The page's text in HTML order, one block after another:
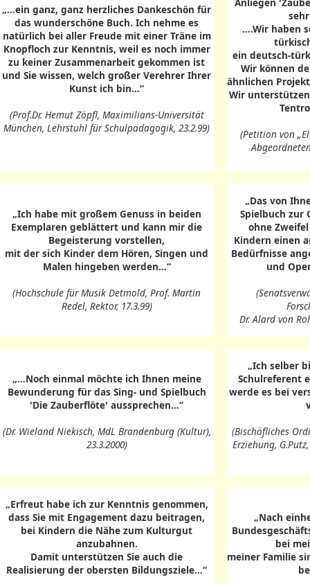
„…ein ganz, ganz herzliches Dankeschön für
das wunderschöne Buch. Ich nehme es
natürlich bei aller Freude mit einer Träne im
Knopfloch zur Kenntnis, weil es noch immer
zu keiner Zusammenarbeit gekommen ist
und Sie wissen, welch großer Verehrer Ihrer
Kunst ich bin…“
(Prof.Dr. Hemut Zöpfl, Maximilians-Universität
München, Lehrstuhl für Schulpädagogik, 23.2.99)
Anliegen
….Wir haben
ein deutsch-
Wir können
ähnlichen
Wir
(Petition von
„Ich habe mit großem Genuss in beiden
Exemplaren geblättert und kann mir die
Begeisterung vorstellen,
mit der sich Kinder dem Hören, Singen und
Malen hingeben werden…“
(Hochschule für Musik Detmold, Prof. Martin
Redel, Rektor, 17.3.99)
„Das von
Spielbuch zur
ohne
Kindern einen
Bedürfnisse
und
Dr. Alard von
„…Noch einmal möchte ich Ihnen meine
Bewunderung für das Sing- und Spielbuch
'Die Zauberflöte' aussprechen…“
(Dr. Wieland Niekisch, MdL Brandenburg (Kultur),
23.3.2000)
„Ich selber
Schulreferent
werde es bei
(Bischöfliches
Erziehung,
„Erfreut habe ich zur Kenntnis genommen,
dass Sie mit Engagement dazu beitragen,
bei Kindern die Nähe zum Kulturgut
anzubahnen.
Damit unterstützen Sie auch die
Realisierung der obersten Bildungsziele…“
„Nach
bei
meiner Familie